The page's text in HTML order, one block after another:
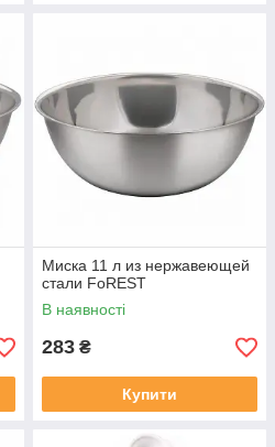
Миска 11 л из нержавеющей
стали FoREST
В наявності
283 ₴
Купити